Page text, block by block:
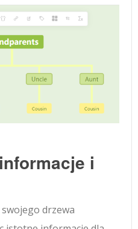
i
drzewa